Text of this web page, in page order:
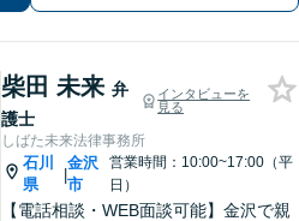
柴田 未来 弁
護士
インタビューを
見る
しばた未来法律事務所
石川
県
|
金沢
市
営業時間：10:00~17:00（平
日）
【電話相談・WEB面談可能】金沢で親